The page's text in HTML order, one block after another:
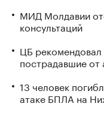
МИД Молдавии
консультаций
ЦБ
пострадавшие от
13 человек
атаке БПЛА на